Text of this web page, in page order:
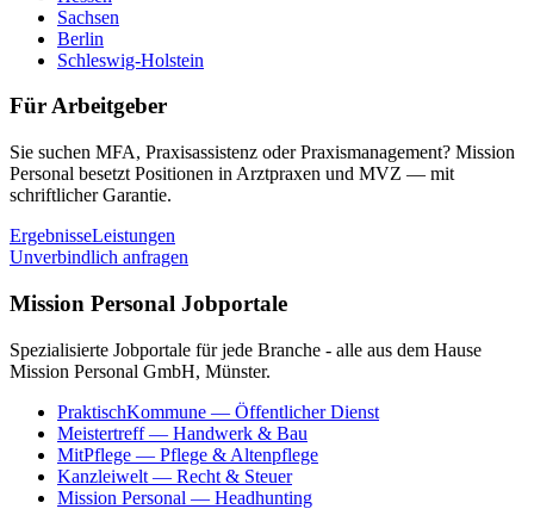
Sachsen
Berlin
Schleswig-Holstein
Für Arbeitgeber
Sie suchen MFA, Praxisassistenz oder Praxismanagement? Mission
Personal besetzt Positionen in Arztpraxen und MVZ — mit
schriftlicher Garantie.
ErgebnisseLeistungen
Unverbindlich anfragen
Mission Personal Jobportale
Spezialisierte Jobportale für jede Branche - alle aus dem Hause
Mission Personal GmbH, Münster.
PraktischKommune — Öffentlicher Dienst
Meistertreff— Handwerk & Bau
MitPflege — Pflege & Altenpflege
Kanzleiwelt — Recht & Steuer
Mission Personal — Headhunting